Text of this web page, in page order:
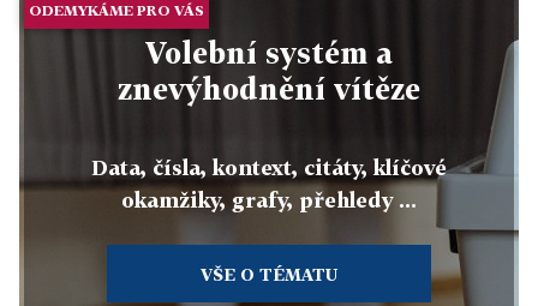
ODEMYKÁME PRO VÁS
Volební systém a
znevýhodnění vítěze
Data, čísla, kontext, citáty, klíčové
okamžiky, grafy, přehledy ...
VŠE O TÉMATU